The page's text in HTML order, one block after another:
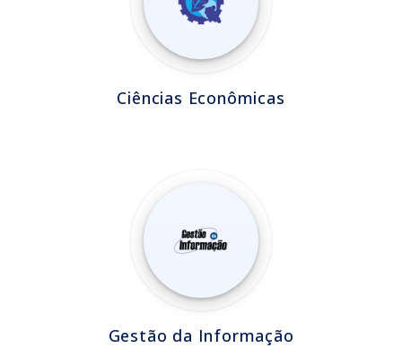
Ciências Econômicas
Gestão da Informação